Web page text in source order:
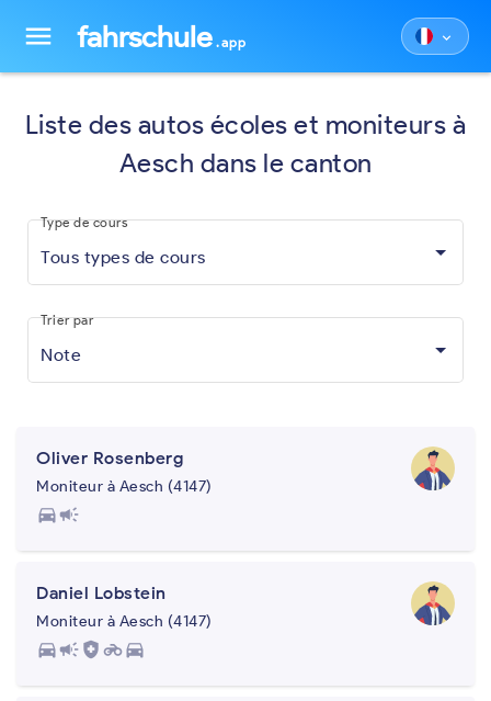
menu fahrschule .app keyboard_arrow_down
Liste des autos écoles et moniteurs à
Aesch dans le canton
Tous types de cours
Type de cours
Note
Trier par
Oliver Rosenberg
Moniteur à Aesch (4147)
directions_carcampaign
Daniel Lobstein
Moniteur à Aesch (4147)
directions_carcampaign health_and_safety motorcycledirections_car